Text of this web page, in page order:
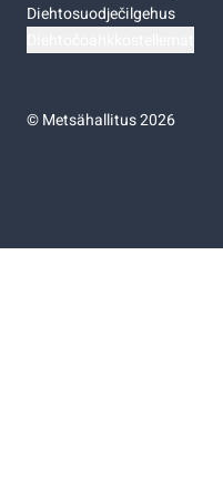
Diehtosuodječilgehus
©Metsähallitus 2026